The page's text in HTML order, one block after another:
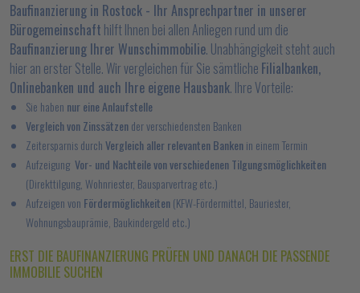
Baufinanzierung in Rostock - Ihr Ansprechpartner in unserer
Bürogemeinschaft hilft Ihnen bei allen Anliegen rund um die
Baufinanzierung Ihrer Wunschimmobilie. Unabhängigkeit steht auch
hier an erster Stelle. Wir vergleichen für Sie sämtliche Filialbanken,
Onlinebanken und auch Ihre eigene Hausbank. Ihre Vorteile:
Sie haben nur eine Anlaufstelle
Vergleich von Zinssätzender verschiedensten Banken
Zeitersparnis durchVergleich aller relevanten Bankenin einem Termin
Aufzeigung Vor- und Nachteile von verschiedenen Tilgungsmöglichkeiten
(Direkttilgung, Wohnriester, Bausparvertrag etc.)
Aufzeigen von Fördermöglichkeiten(KFW-Fördermittel, Bauriester,
Wohnungsbauprämie, Baukindergeld etc.)
ERST DIE BAUFINANZIERUNG PRÜFEN UND DANACH DIE PASSENDE
IMMOBILIE SUCHEN